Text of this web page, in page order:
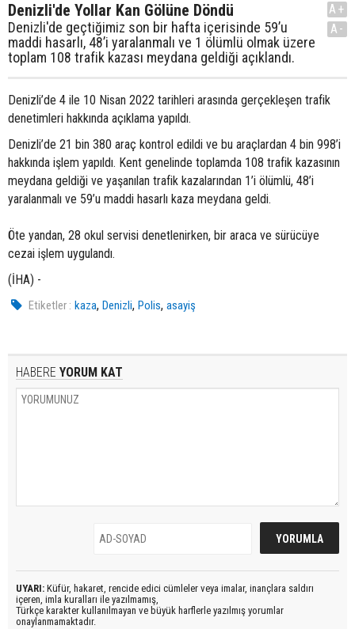
Denizli'de Yollar Kan Gölüne Döndü
Denizli'de geçtiğimiz son bir hafta içerisinde 59’u
maddi hasarlı, 48’i yaralanmalı ve 1 ölümlü olmak üzere
toplam 108 trafik kazası meydana geldiği açıklandı.
A+
A-
Denizli’de 4 ile 10 Nisan 2022 tarihleri arasında gerçekleşen trafik
denetimleri hakkında açıklama yapıldı.
Denizli’de 21 bin 380 araç kontrol edildi ve bu araçlardan 4 bin 998’i
hakkında işlem yapıldı. Kent genelinde toplamda 108 trafik kazasının
meydana geldiği ve yaşanılan trafik kazalarından 1’i ölümlü, 48’i
yaralanmalı ve 59’u maddi hasarlı kaza meydana geldi.
Öte yandan, 28 okul servisi denetlenirken, bir araca ve sürücüye
cezai işlem uygulandı.
(İHA) -
Etiketler : kaza,Denizli,Polis,asayiş
HABERE YORUM KAT
UYARI: Küfür, hakaret, rencide edici cümleler veya imalar, inançlara saldırı
içeren, imla kuralları ile yazılmamış,
Türkçe karakter kullanılmayan ve büyük harflerle yazılmış yorumlar
onaylanmamaktadır.